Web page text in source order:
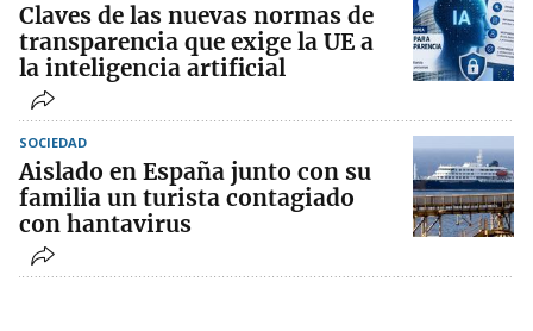
Claves de las nuevas normas de
transparencia que exige la UE a
la inteligencia artificial
SOCIEDAD
Aislado en España junto con su
familia un turista contagiado
con hantavirus